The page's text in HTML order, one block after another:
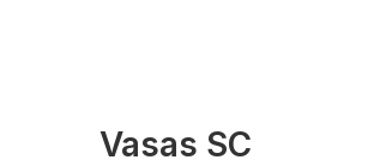
Vasas SC